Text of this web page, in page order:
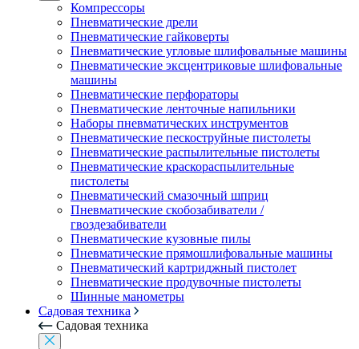
Компрессоры
Пневматические дрели
Пневматические гайковерты
Пневматические угловые шлифовальные машины
Пневматические эксцентриковые шлифовальные
машины
Пневматические перфораторы
Пневматические ленточные напильники
Наборы пневматических инструментов
Пневматические пескоструйные пистолеты
Пневматические распылительные пистолеты
Пневматические краскораспылительные
пистолеты
Пневматический смазочный шприц
Пневматические скобозабиватели /
гвоздезабиватели
Пневматические кузовные пилы
Пневматические прямошлифовальные машины
Пневматический картриджный пистолет
Пневматические продувочные пистолеты
Шинные манометры
Садовая техника
Садовая техника